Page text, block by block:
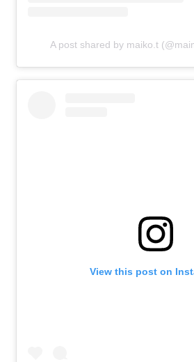
A post shared by maiko.t
View this post on